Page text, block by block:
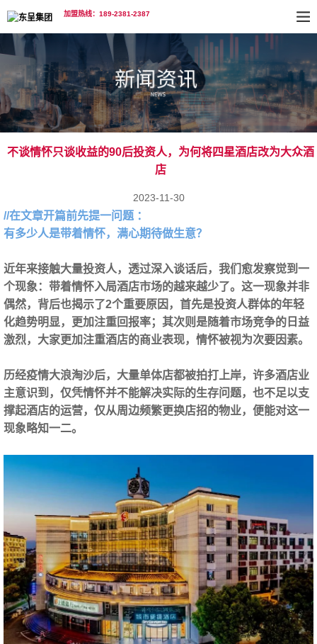
加盟热线：189-2381-2387
不谈情怀只谈收益的90后投资人，为何将四星酒店改为大众酒
店
2023-11-30
//在文章开篇前先提一问题 ：
有多少人是带着情怀，满心期待做生意？
近年来接触大量投资人，透过深入谈话后，我们愈发察觉到一
个现象：带着情怀入局酒店市场的越来越少了。这一现象并非
偶然，背后也揭示了2个重要原因， 首先是投资人群体的年轻
化趋势明显，更加注重回报率；其次则是随着市场竞争的日益
激烈，大家更加注重酒店的商业表现，情怀被视为次要因素。
历经疫情大浪淘沙后，大量单体店都被拍打上岸，许多酒店业
主意识到，仅凭情怀并不能解决实际的生存问题，也不足以支
撑起酒店的运营，仅从周边频繁更换店招的物业，便能对这一
现象略知一二。